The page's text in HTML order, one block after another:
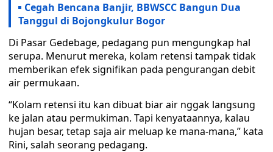
Cegah Bencana Banjir, BBWSCC Bangun Dua
Tanggul di Bojongkulur Bogor
Di Pasar Gedebage, pedagang pun mengungkap hal
serupa. Menurut mereka, kolam retensi tampak tidak
memberikan efek signifikan pada pengurangan debit
air permukaan.
“Kolam retensi itu kan dibuat biar air nggak langsung
ke jalan atau permukiman. Tapi kenyataannya, kalau
hujan besar, tetap saja air meluap ke mana-mana,” kata
Rini, salah seorang pedagang.